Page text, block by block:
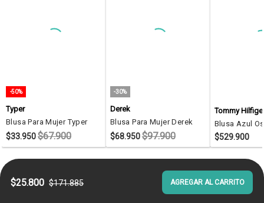
-50%
Typer
Blusa Para Mujer Typer
$33.950$67.900
-30%
Derek
Blusa Para Mujer Derek
$68.950$97.900
Tommy
$529.900
$25.800 $171.885 AGREGAR AL CARRITO